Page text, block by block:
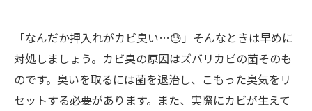
「なんだか押入れがカビ臭い…😓」そんなときは早めに
対処しましょう。カビ臭の原因はズバリカビの菌そのも
のです。臭いを取るには菌を退治し、こもった臭気をリ
セットする必要があります。また、実際にカビが生えて